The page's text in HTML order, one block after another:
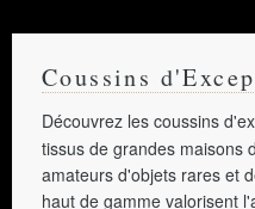
Coussins
Découvrez les coussins
tissus de grandes maisons
amateurs d'objets rares et
haut de gamme valorisent